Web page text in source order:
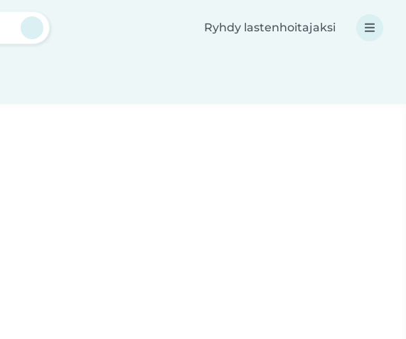
Ryhdy lastenhoitajaksi